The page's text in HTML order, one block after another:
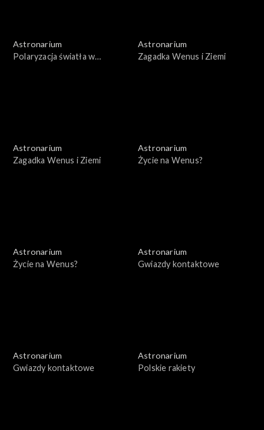
Astronarium
Polaryzacja światła w
Astronarium
Zagadka Wenus i Ziemi
Astronarium
Zagadka Wenus i Ziemi
Astronarium
Życie na Wenus?
Astronarium
Życie na Wenus?
Astronarium
Gwiazdy kontaktowe
Astronarium
Gwiazdy kontaktowe
Astronarium
Polskie rakiety